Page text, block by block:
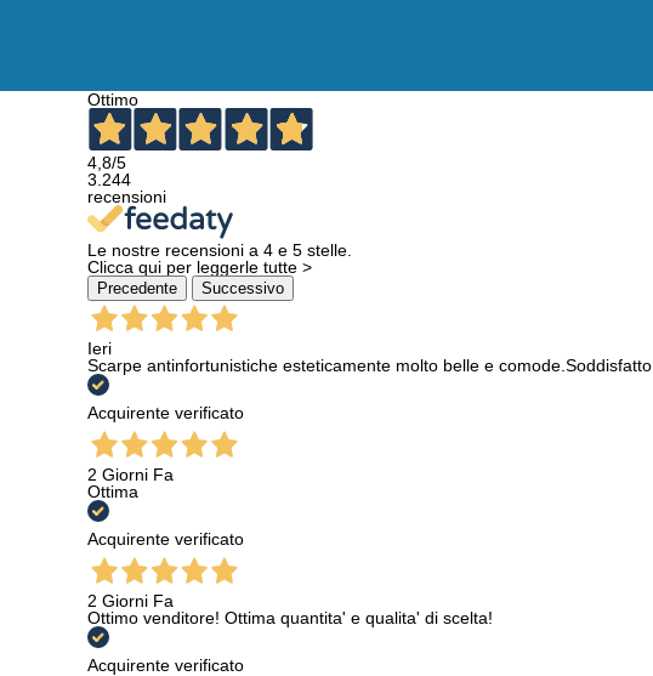
Ottimo
4,8/5
3.244
recensioni
Le nostre recensioni a 4 e 5 stelle.
Clicca qui per leggerle tutte >
Precedente Successivo
Ieri
Scarpe antinfortunistiche esteticamente molto belle e comode.Soddisfatto
Acquirente verificato
2 Giorni Fa
Ottima
Acquirente verificato
2 Giorni Fa
Ottimo venditore! Ottima quantita' e qualita' di scelta!
Acquirente verificato